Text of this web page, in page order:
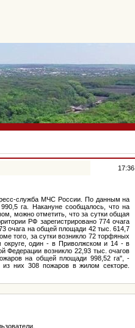
17:36
служба МЧС России. По данным на
га. Накануне сообщалось, что на
можно отметить, что за сутки общая
РФ зарегистрировано 774 очага
очага на общей площади 42 тыс. 614,7
того, за сутки возникло 72 торфяных
округе, один - в Приволжском и 14 - в
Федерации возникло 22,93 тыс. очагов
на общей площади 998,52 га", -
них 308 пожаров в жилом секторе.